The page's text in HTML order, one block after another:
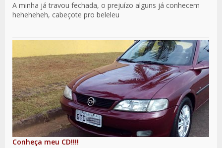
A minha já travou fechada, o prejuízo alguns já conhecem
heheheheh, cabeçote pro beleleu
Conheça meu CD!!!!